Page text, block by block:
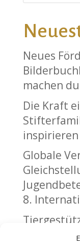
Neues
machen
Die Kraft
inspirieren
Globale
8.